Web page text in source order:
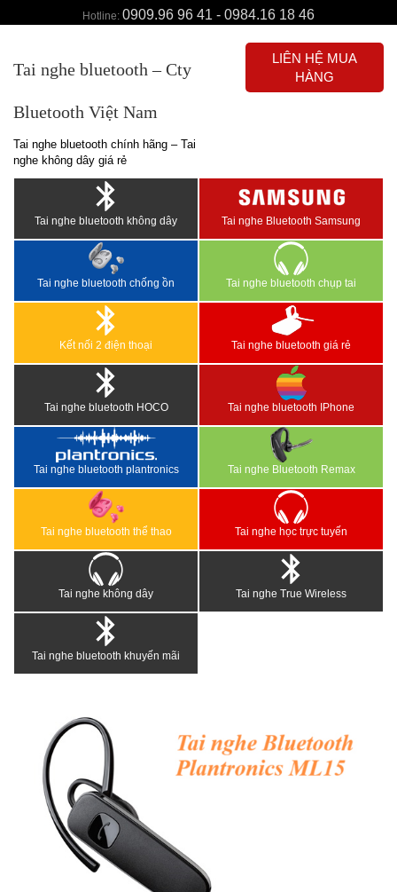
Hotline: 0909.96 96 41 - 0984.16 18 46
Tai nghe bluetooth – Cty
Bluetooth Việt Nam
Tai nghe bluetooth chính hãng – Tai
nghe không dây giá rẻ
LIÊN HỆ MUA
HÀNG
Tai nghe bluetooth không dây Tai nghe Bluetooth Samsung
Tai nghe bluetooth chống ồn Tai nghe bluetooth chụp tai
Kết nối 2 điện thoại Tai nghe bluetooth giá rẻ
Tai nghe bluetooth HOCO Tai nghe bluetooth IPhone
Tai nghe bluetooth plantronics Tai nghe Bluetooth Remax
Tai nghe bluetooth thể thao Tai nghe học trực tuyến
Tai nghe không dây Tai nghe True Wireless
Tai nghe bluetooth khuyến mãi